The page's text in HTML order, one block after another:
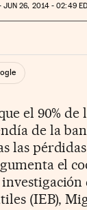
JUN 26, 2014 - 02:49
Twitter
Redes Sociales
el 90% de
de la
las
el
(IEB),